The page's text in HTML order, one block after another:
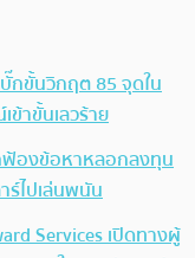
ขั้นวิกฤต 85 จุดใน
าขั้นเลวร้าย
ฟ้องข้อหาหลอกลงทุน
ร์ไปเล่นพนัน
Services เปิดทางผู้